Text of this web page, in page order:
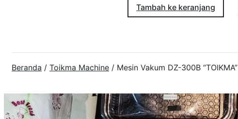
Tambah ke keranjang
Beranda / Toikma Machine / Mesin Vakum DZ-300B “TOIKMA”